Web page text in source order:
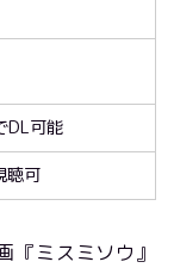
DL可能
聴可
『ミスミソウ』